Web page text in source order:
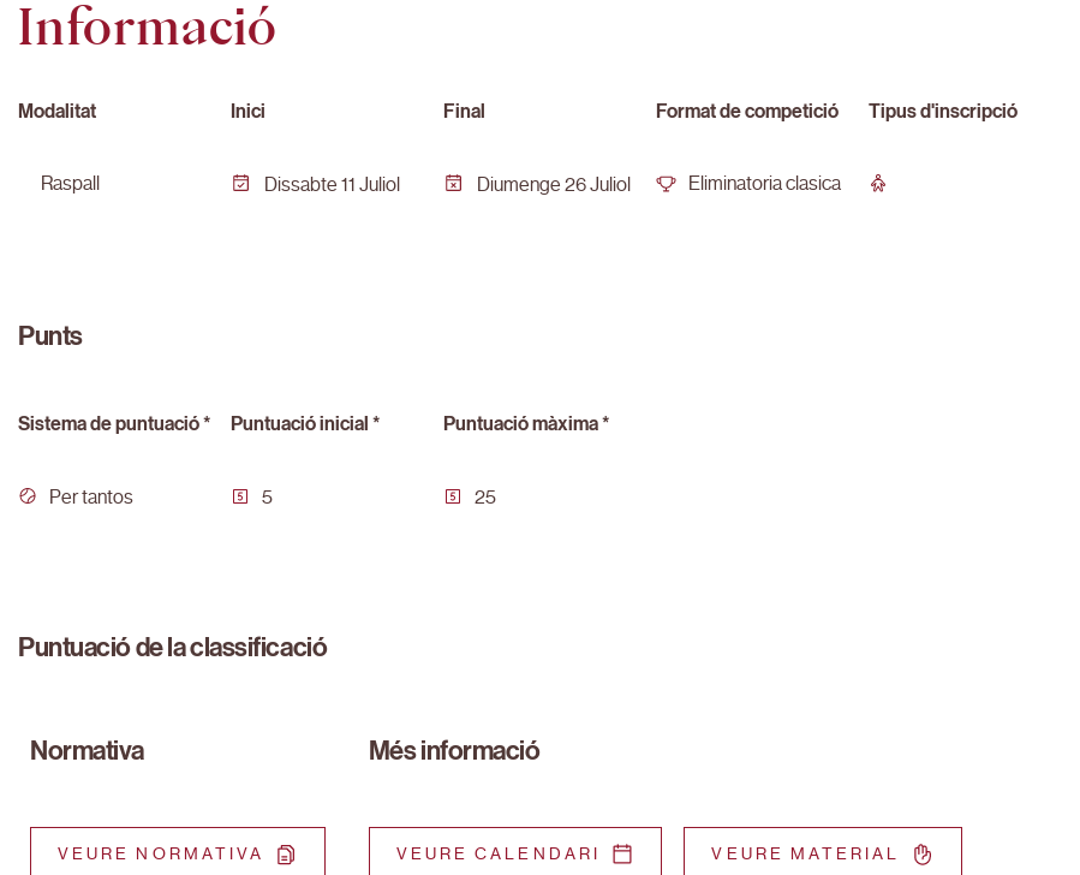
Informació
Modalitat
raspall
Inici
Dissabte 11 Juliol
Final
Diumenge 26 Juliol
Format de competició
Eliminatoria clasica
Tipus d'inscripció
Punts
Sistema de puntuació *
Per tantos
Puntuació inicial *
5
Puntuació màxima *
25
Puntuació de la classificació
Normativa
VEURE NORMATIVA
Més informació
VEURE CALENDARI VEURE MATERIAL